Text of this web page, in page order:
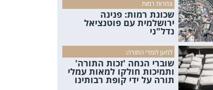
צמרות רמות
שכונת רמות: פנינה
ירושלמית עם פוטנציאל
נדל"ני
למען לומדי התורה:
שוברי הנחה 'זכות התורה'
ותמיכות חולקו למאות עמלי
תורה על ידי קופת רבותינו